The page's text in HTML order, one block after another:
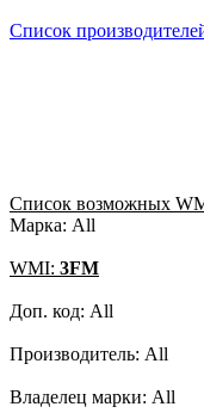
Список
Список возможных
Марка: All
WMI: 3FM
Доп. код: All
Производитель: All
Владелец марки: All